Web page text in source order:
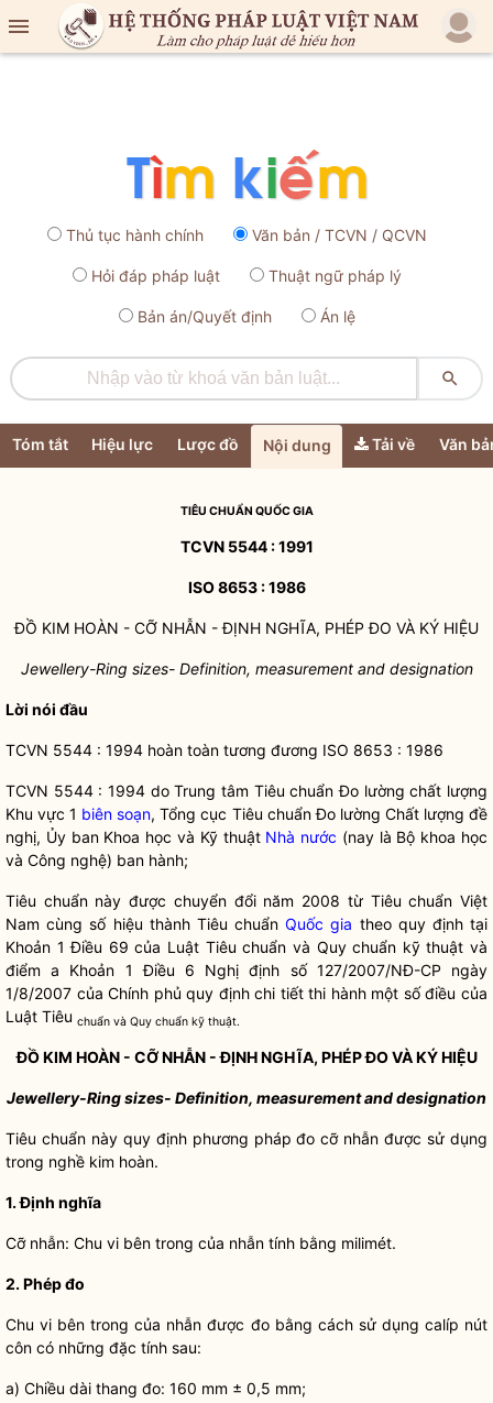

Thủ tục hành chính Văn bản / TCVN / QCVN
Hỏi đáp pháp luật Thuật ngữ pháp lý
Bản án/Quyết định Án lệ

Tóm tắt Hiệu lực Lược đồ Nội dung Tải về Văn
TIÊU CHUẨN QUỐC GIA
TCVN 5544 : 1991
ISO 8653 : 1986
ĐỒ KIM HOÀN - CỠ NHẪN - ĐỊNH NGHĨA, PHÉP ĐO VÀ KÝ HIỆU
Jewellery-Ring sizes- Definition, measurement and designation
Lời nói đầu
TCVN 5544 : 1994 hoàn toàn tương đương ISO 8653 : 1986
TCVN 5544 : 1994 do Trung tâm Tiêu chuẩn Đo lường chất lượng
Khu vực 1 biên soạn, Tổng cục Tiêu chuẩn Đo lường Chất lượng đề
nghị, Ủy ban Khoa học và Kỹ thuật Nhà nước (nay là Bộ khoa học
và Công nghệ) ban hành;
Tiêu chuẩn này được chuyển đổi năm 2008 từ Tiêu chuẩn Việt
Nam cùng số hiệu thành Tiêu chuẩnQuốc gia theo quy định tại
Khoản 1 Điều 69 của Luật Tiêu chuẩn và Quy chuẩn kỹ thuật và
điểm a Khoản 1 Điều 6 Nghị định số 127/2007/NĐ-CP ngày
1/8/2007 của Chính phủ quy định chi tiết thi hành một số điều của
Luật Tiêu chuẩn và Quy chuẩn kỹ thuật.
ĐỒ KIM HOÀN - CỠ NHẪN - ĐỊNH NGHĨA, PHÉP ĐO VÀ KÝ HIỆU
Jewellery-Ring sizes- Definition, measurement and designation
Tiêu chuẩn này quy định phương pháp đo cỡ nhẫn được sử dụng
trong nghề kim hoàn.
1. Định nghĩa
Cỡ nhẫn: Chu vi bên trong của nhẫn tính bằng milimét.
2. Phép đo
Chu vi bên trong của nhẫn được đo bằng cách sử dụng calíp nút
côn có những đặc tính sau:
a) Chiều dài thang đo: 160 mm ± 0,5 mm;